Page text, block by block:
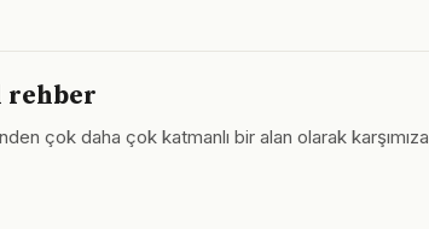
rehber
çok daha çok katmanlı bir alan olarak